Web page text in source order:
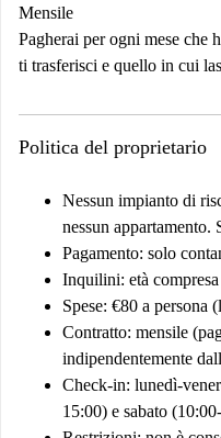
Mensile
Pagherai per ogni mese che
ti trasferisci e quello in cui
Politica del proprietario
Nessun impianto di
nessun
Pagamento: solo
Inquilini: età
Spese: €80 a persona
Contratto: mensile
indipendentemente
Check-in: lunedì-
15:00) e sabato